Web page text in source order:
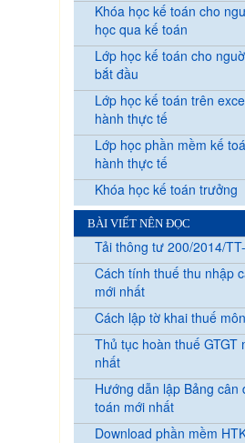
Khóa học kế toán cho
học qua kế toán
Lớp học kế toán cho
bắt đầu
Lớp học kế toán trên
hành thực tế
Lớp học phần mềm kế
hành thực tế
Khóa học kế toán trưởng
BÀI VIẾT NÊN ĐỌC
Tải thông tư 200/2014/
Cách tính thuế thu nhập
mới nhất
Cách lập tờ khai thuế
Thủ tục hoàn thuế GTGT
nhất
Hướng dẫn lập Bảng cân
toán mới nhất
Download phần mềm